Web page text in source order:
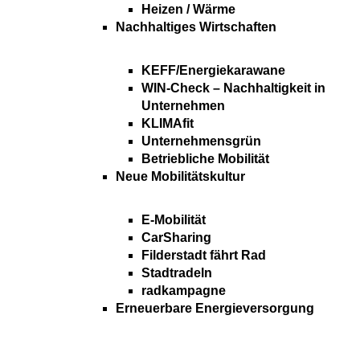
Heizen / Wärme
Nachhaltiges Wirtschaften
KEFF/Energiekarawane
WIN-Check – Nachhaltigkeit in
Unternehmen
KLIMAfit
Unternehmensgrün
Betriebliche Mobilität
Neue Mobilitätskultur
E-Mobilität
CarSharing
Filderstadt fährt Rad
Stadtradeln
radkampagne
Erneuerbare Energieversorgung